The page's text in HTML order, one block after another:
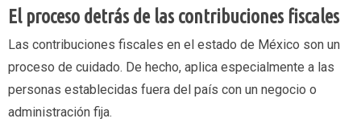
El proceso detrás de las contribuciones fiscales
Las contribuciones fiscales en el estado de México son un
proceso de cuidado. De hecho, aplica especialmente a las
personas establecidas fuera del país con un negocio o
administración fija.